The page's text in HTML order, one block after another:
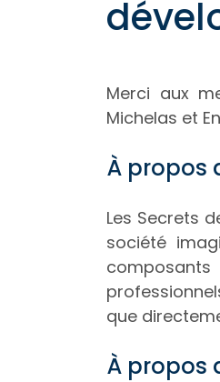
Merci aux
Michelas et
À propos
Les Secrets
société
que
À propos